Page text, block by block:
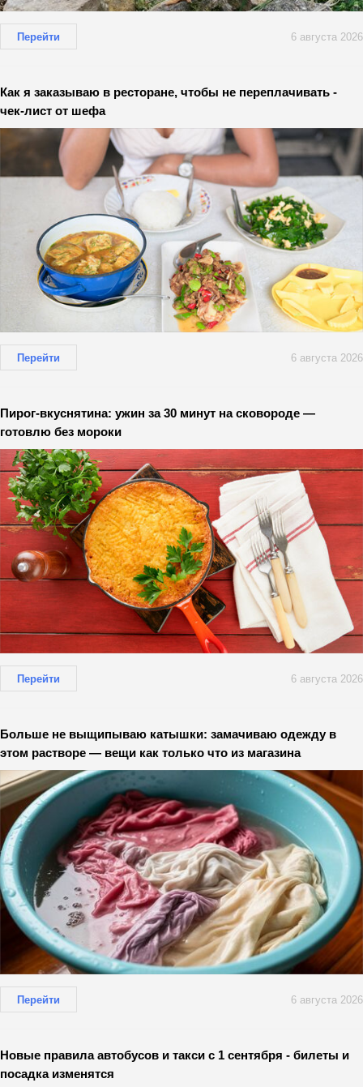
Перейти 6 августа 2026
Как я заказываю в ресторане, чтобы не переплачивать -
чек-лист от шефа
Перейти 6 августа 2026
Пирог-вкуснятина: ужин за 30 минут на сковороде —
готовлю без мороки
Перейти 6 августа 2026
Больше не выщипываю катышки: замачиваю одежду в
этом растворе — вещи как только что из магазина
Перейти 6 августа 2026
Новые правила автобусов и такси с 1 сентября - билеты и
посадка изменятся